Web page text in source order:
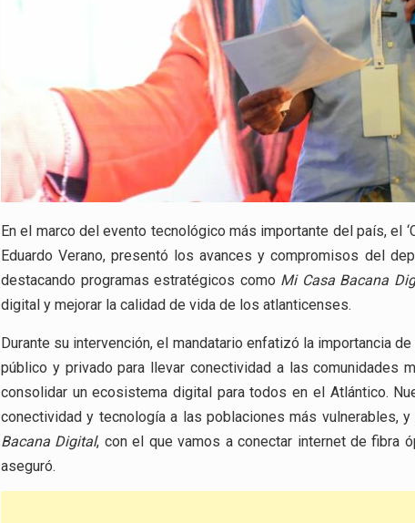
En el marco del evento tecnológico más importante del país, el
Eduardo Verano, presentó los avances y compromisos del
destacando programas estratégicos como Mi Casa Bacana
digital y mejorar la calidad de vida de los atlanticenses.
Durante su intervención, el mandatario enfatizó la importancia
público y privado para llevar conectividad a las comunidades
consolidar un ecosistema digital para todos en el Atlántico.
conectividad y tecnología a las poblaciones más vulnerables,
Bacana Digital, con el que vamos a conectar internet de fibra
aseguró.